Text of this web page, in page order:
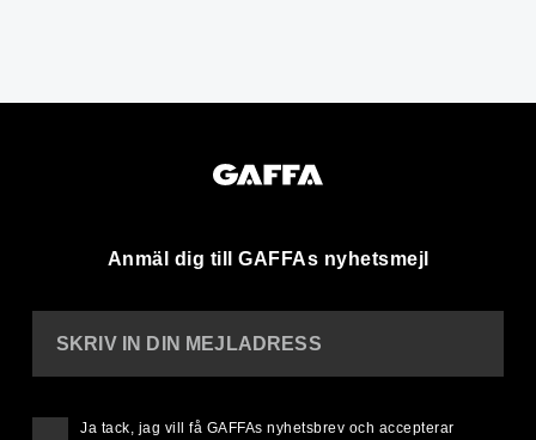
Anmäl dig till GAFFAs nyhetsmejl
SKRIV IN DIN MEJLADRESS
Ja tack, jag vill få GAFFAs nyhetsbrev och accepterar